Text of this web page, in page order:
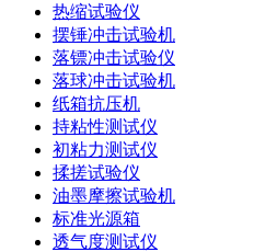
热缩试验仪
摆锤冲击试验机
落镖冲击试验仪
落球冲击试验机
纸箱抗压机
持粘性测试仪
初粘力测试仪
揉搓试验仪
油墨摩擦试验机
标准光源箱
透气度测试仪